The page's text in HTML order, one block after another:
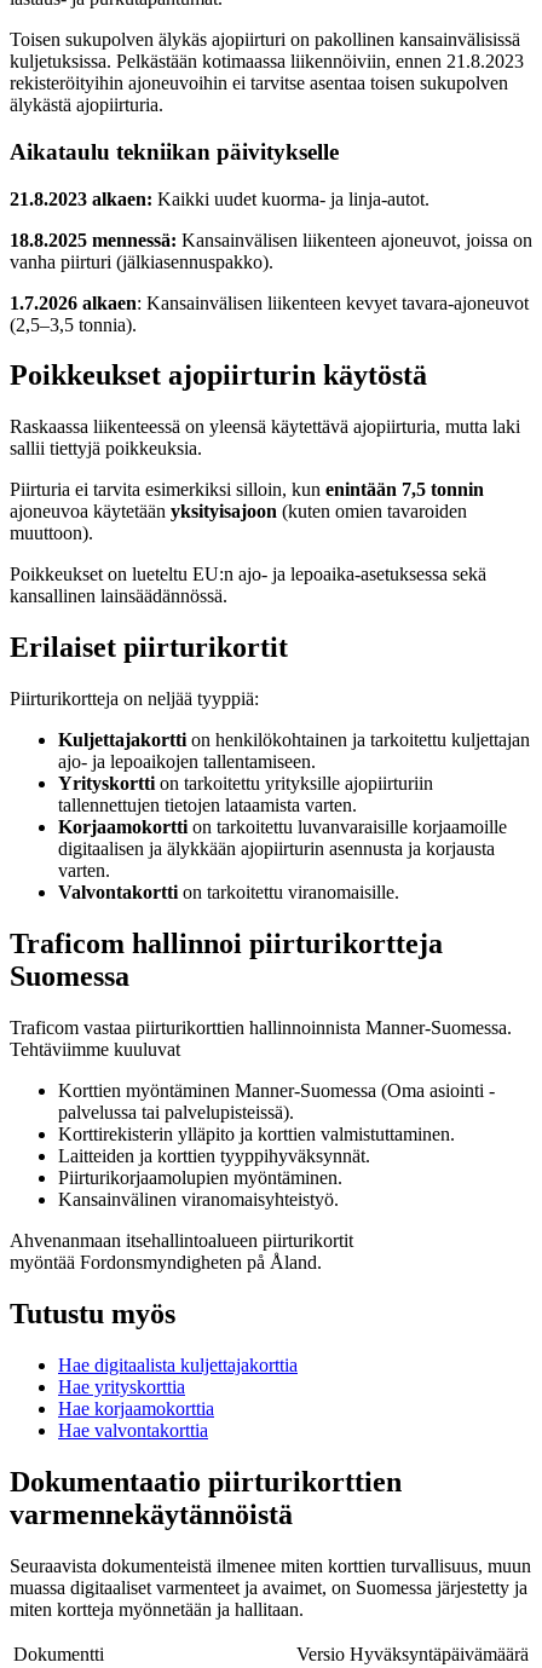
Toisen sukupolven älykäs ajopiirturi on pakollinen kansainvälisissä
kuljetuksissa. Pelkästään kotimaassa liikennöiviin, ennen 21.8.2023
rekisteröityihin ajoneuvoihin ei tarvitse asentaa toisen sukupolven
älykästä ajopiirturia.
Aikataulu tekniikan päivitykselle
21.8.2023 alkaen: Kaikki uudet kuorma- ja linja-autot.
18.8.2025 mennessä: Kansainvälisen liikenteen ajoneuvot, joissa on
vanha piirturi (jälkiasennuspakko).
1.7.2026 alkaen: Kansainvälisen liikenteen kevyet tavara-ajoneuvot
(2,5–3,5 tonnia).
Poikkeukset ajopiirturin käytöstä
Raskaassa liikenteessä on yleensä käytettävä ajopiirturia, mutta laki
sallii tiettyjä poikkeuksia.
Piirturia ei tarvita esimerkiksi silloin, kun enintään 7,5 tonnin
ajoneuvoa käytetään yksityisajoon (kuten omien tavaroiden
muuttoon).
Poikkeukset on lueteltu EU:n ajo- ja lepoaika-asetuksessa sekä
kansallinen lainsäädännössä.
Erilaiset piirturikortit
Piirturikortteja on neljää tyyppiä:
Kuljettajakortti on henkilökohtainen ja tarkoitettu kuljettajan
ajo- ja lepoaikojen tallentamiseen.
Yrityskortti on tarkoitettu yrityksille ajopiirturiin
tallennettujen tietojen lataamista varten.
Korjaamokortti on tarkoitettu luvanvaraisille korjaamoille
digitaalisen ja älykkään ajopiirturin asennusta ja korjausta
varten.
Valvontakortti on tarkoitettu viranomaisille.
Traficom hallinnoi piirturikortteja
Suomessa
Traficom vastaa piirturikorttien hallinnoinnista Manner-Suomessa.
Tehtäviimme kuuluvat
Korttien myöntäminen Manner-Suomessa (Oma asiointi -
palvelussa tai palvelupisteissä).
Korttirekisterin ylläpito ja korttien valmistuttaminen.
Laitteiden ja korttien tyyppihyväksynnät.
Piirturikorjaamolupien myöntäminen.
Kansainvälinen viranomaisyhteistyö.
Ahvenanmaan itsehallintoalueen piirturikortit
myöntää Fordonsmyndigheten på Åland.
Tutustu myös
Hae digitaalista kuljettajakorttia
Hae yrityskorttia
Hae korjaamokorttia
Hae valvontakorttia
Dokumentaatio piirturikorttien
varmennekäytännöistä
Seuraavista dokumenteistä ilmenee miten korttien turvallisuus, muun
muassa digitaaliset varmenteet ja avaimet, on Suomessa järjestetty ja
miten kortteja myönnetään ja hallitaan.
Dokumentti Versio Hyväksyntäpäivämäärä